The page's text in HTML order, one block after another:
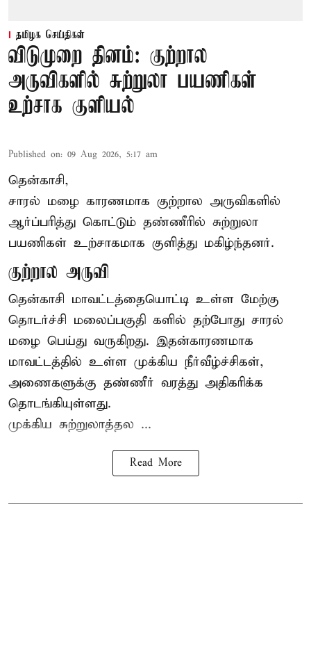
தமிழக செய்திகள்
விடுமுறை தினம்: குற்றால
அருவிகளில் சுற்றுலா பயணிகள்
உற்சாக குளியல்
Published on: 09 Aug 2026, 5:17 am
தென்காசி,
சாரல் மழை காரணமாக குற்றால அருவிகளில்
ஆர்ப்பரித்து கொட்டும் தண்ணீரில் சுற்றுலா
பயணிகள் உற்சாகமாக குளித்து மகிழ்ந்தனர்.
குற்றால அருவி
தென்காசி மாவட்டத்தையொட்டி உள்ள மேற்கு
தொடர்ச்சி மலைப்பகுதி களில் தற்போது சாரல்
மழை பெய்து வருகிறது. இதன்காரணமாக
மாவட்டத்தில் உள்ள முக்கிய நீர்வீழ்ச்சிகள்,
அணைகளுக்கு தண்ணீர் வரத்து அதிகரிக்க
தொடங்கியுள்ளது.
முக்கிய சுற்றுலாத்தல ...
Read More